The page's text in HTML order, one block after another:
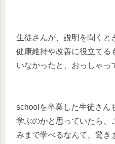
生徒さんが、説明を聞くと
健康維持や改善に役立てる
いなかったと、おっしゃっ
schoolを卒業した生徒さん
学ぶのかと思っていたら、
みまで学べるなんて、驚き